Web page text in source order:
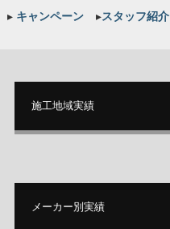
▸キャンペーン ▸スタッフ紹介
施工地域実績
メーカー別実績